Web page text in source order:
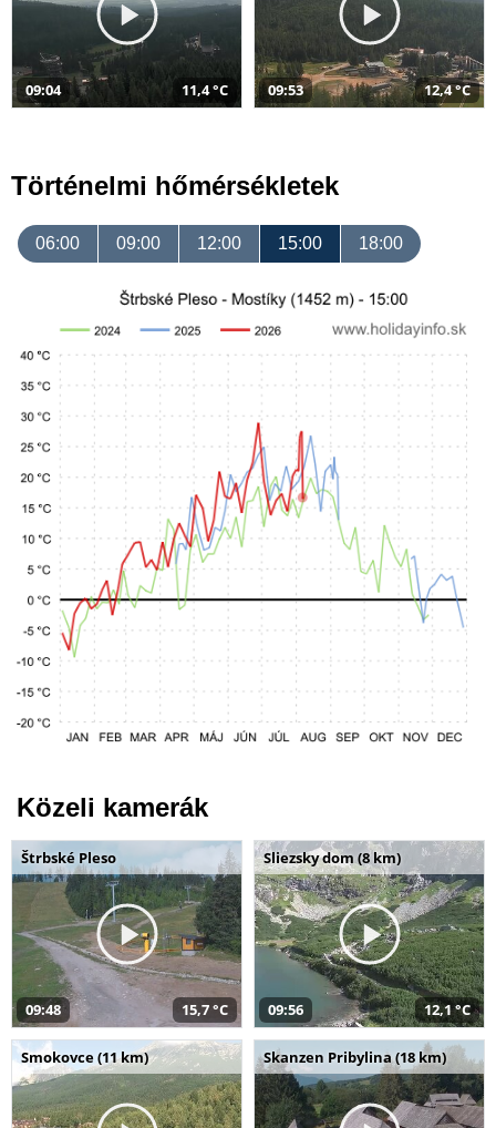
09:04 11,4 °C 09:53 12,4 °C
Történelmi hőmérsékletek
06:00 09:00 12:00 15:00 18:00
Közeli kamerák
Štrbské Pleso
09:48 15,7 °C
Sliezsky dom (8 km)
09:56 12,1 °C
Smokovce (11 km) Skanzen Pribylina (18 km)